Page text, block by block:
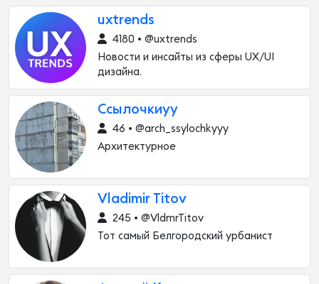
uxtrends
4180 • @uxtrends
Новости и инсайты из сферы UX/UI
дизайна.
Ссылочкиуу
46 • @arch_ssylochkyyy
Архитектурное
Vladimir Titov
245 • @VldmrTitov
Тот самый Белгородский урбанист